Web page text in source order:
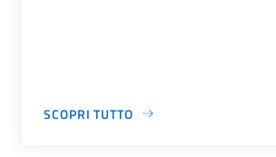
SCOPRI TUTTO